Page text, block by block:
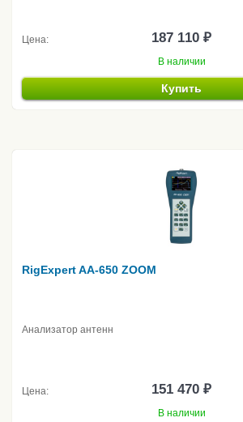
Цена: 187 110 ₽
В наличии
Купить
RigExpert AA-650 ZOOM
Анализатор антенн
Цена: 151 470 ₽
В наличии